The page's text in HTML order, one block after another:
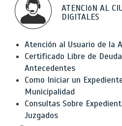
ATENCIóN AL
DIGITALES
Atención al Usuario de la
Certificado Libre de
Antecedentes
Como Iniciar un
Municipalidad
Consultas Sobre
Juzgados